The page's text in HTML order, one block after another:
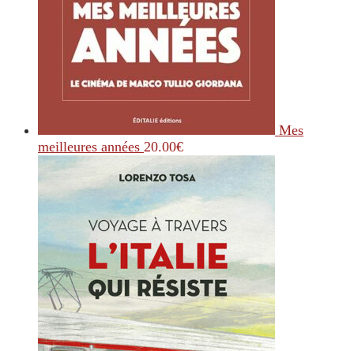
Mes
meilleures années 20.00€